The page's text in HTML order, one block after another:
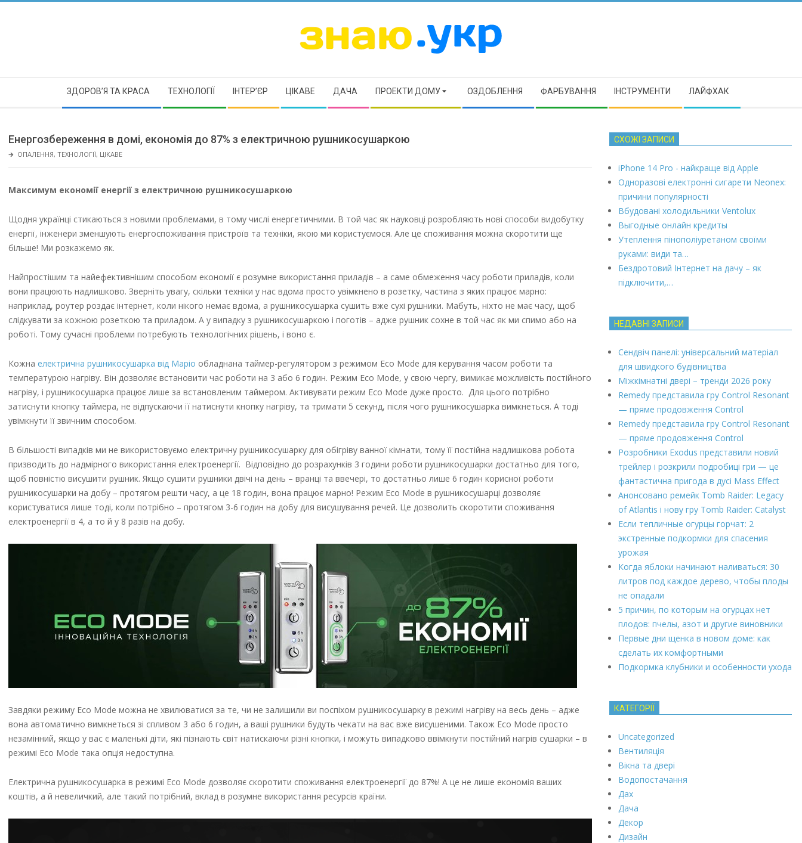
ЗНАЮ
ЗДОРОВ’Я ТА КРАСА ТЕХНОЛОГІЇ ІНТЕР’ЄР ЦІКАВЕ ДАЧА ПРОЕКТИ ДОМУ ОЗДОБЛЕННЯ ФАРБУВАННЯ ІНСТРУМЕНТИ ЛАЙФХАК
Енергозбереження в домі, економія до 87% з електричною рушникосушаркою
🡲 ОПАЛЕННЯ, ТЕХНОЛОГІЇ, ЦІКАВЕ
Максимум економії енергії з електричною рушникосушаркою
Щодня українці стикаються з новими проблемами, в тому числі енергетичними. В той час як науковці розробляють нові способи видобутку
енергії, інженери зменшують енергоспоживання пристроїв та техніки, якою ми користуємося. Але це споживання можна скоротити ще
більше! Ми розкажемо як.
Найпростішим та найефективнішим способом економії є розумне використання приладів – а саме обмеження часу роботи приладів, коли
вони працюють надлишково. Зверніть увагу, скільки техніки у нас вдома просто увімкнено в розетку, частина з яких працює марно:
наприклад, роутер роздає інтернет, коли нікого немає вдома, а рушникосушарка сушить вже сухі рушники. Мабуть, ніхто не має часу, щоб
слідкувати за кожною розеткою та приладом. А у випадку з рушникосушаркою і поготів – адже рушник сохне в той час як ми спимо або на
роботі. Тому сучасні проблеми потребують технологічних рішень, і воно є.
Кожна електрична рушникосушарка від Маріо обладнана таймер-регулятором з режимом Eco Mode для керування часом роботи та
температурою нагріву. Він дозволяє встановити час роботи на 3 або 6 годин. Режим Eco Mode, у свою чергу, вимикає можливість постійного
нагріву, і рушникосушарка працює лише за встановленим таймером. Активувати режим Eco Mode дуже просто. Для цього потрібно
затиснути кнопку таймера, не відпускаючи її натиснути кнопку нагріву, та тримати 5 секунд, після чого рушникосушарка вимкнеться. А тоді
увімкнути її звичним способом.
В більшості випадків ми не використовуємо електричну рушникосушарку для обігріву ванної кімнати, тому її постійна надлишкова робота
призводить до надмірного використання електроенергії. Відповідно до розрахунків 3 години роботи рушникосушарки достатньо для того,
щоб повністю висушити рушник. Якщо сушити рушники двічі на день – вранці та ввечері, то достатньо лише 6 годин корисної роботи
рушникосушарки на добу – протягом решти часу, а це 18 годин, вона працює марно! Режим Eco Mode в рушникосушарці дозволяє
користуватися лише тоді, коли потрібно – протягом 3-6 годин на добу для висушування речей. Це дозволить скоротити споживання
електроенергії в 4, а то й у 8 разів на добу.
Завдяки режиму Eco Mode можна не хвилюватися за те, чи не залишили ви поспіхом рушникосушарку в режимі нагріву на весь день – адже
вона автоматично вимкнеться зі спливом 3 або 6 годин, а ваші рушники будуть чекати на вас вже висушеними. Також Eco Mode просто
незамінний, якщо у вас є маленькі діти, які пізнають світ натискаючи різні кнопки, і можуть випадково ввімкнути постійний нагрів сушарки – в
режимі Eco Mode така опція недоступна.
Електрична рушникосушарка в режимі Eco Mode дозволяє скоротити споживання електроенергії до 87%! А це не лише економія ваших
коштів, а й невеличкий, але такий потрібний, вклад в розумне використання ресурсів країни.
СХОЖІ ЗАПИСИ
iPhone 14 Pro - найкраще від Apple
Одноразові електронні сигарети Neonex:
причини популярності
Вбудовані холодильники Ventolux
Выгодные онлайн кредиты
Утеплення пінополіуретаном своїми
руками: види та…
Бездротовий Інтернет на дачу – як
підключити,…
НЕДАВНІ ЗАПИСИ
Сендвіч панелі: універсальний матеріал
для швидкого будівництва
Міжкімнатні двері – тренди 2026 року
Remedy представила гру Control Resonant
— пряме продовження Control
Remedy представила гру Control Resonant
— пряме продовження Control
Розробники Exodus представили новий
трейлер і розкрили подробиці гри — це
фантастична пригода в дусі Mass Effect
Анонсовано ремейк Tomb Raider: Legacy
of Atlantis і нову гру Tomb Raider: Catalyst
Если тепличные огурцы горчат: 2
экстренные подкормки для спасения
урожая
Когда яблоки начинают наливаться: 30
литров под каждое дерево, чтобы плоды
не опадали
5 причин, по которым на огурцах нет
плодов: пчелы, азот и другие виновники
Первые дни щенка в новом доме: как
сделать их комфортными
Подкормка клубники и особенности ухода
КАТЕГОРІЇ
Uncategorized
Вентиляція
Вікна та двері
Водопостачання
Дах
Дача
Декор
Дизайн